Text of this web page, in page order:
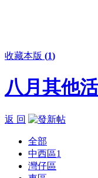
收藏本版 (1)
八月其他
返 回
全部
中西區1
灣仔區